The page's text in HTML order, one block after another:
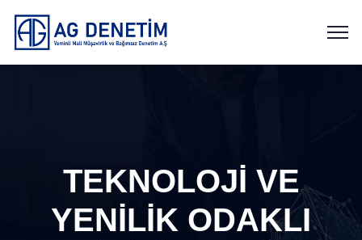
TEKNOLOJİ VE
YENİLİK ODAKLI